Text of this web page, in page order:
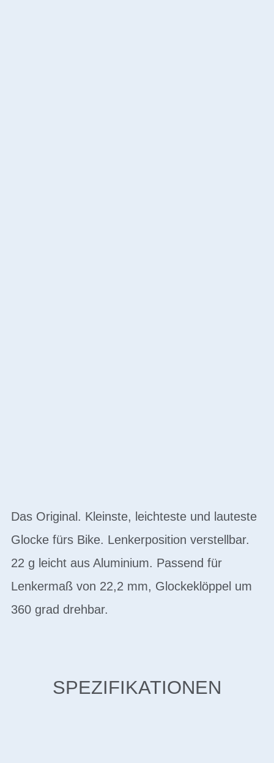
Das Original. Kleinste, leichteste und lauteste
Glocke fürs Bike. Lenkerposition verstellbar.
22 g leicht aus Aluminium. Passend für
Lenkermaß von 22,2 mm, Glockeklöppel um
360 grad drehbar.
SPEZIFIKATIONEN